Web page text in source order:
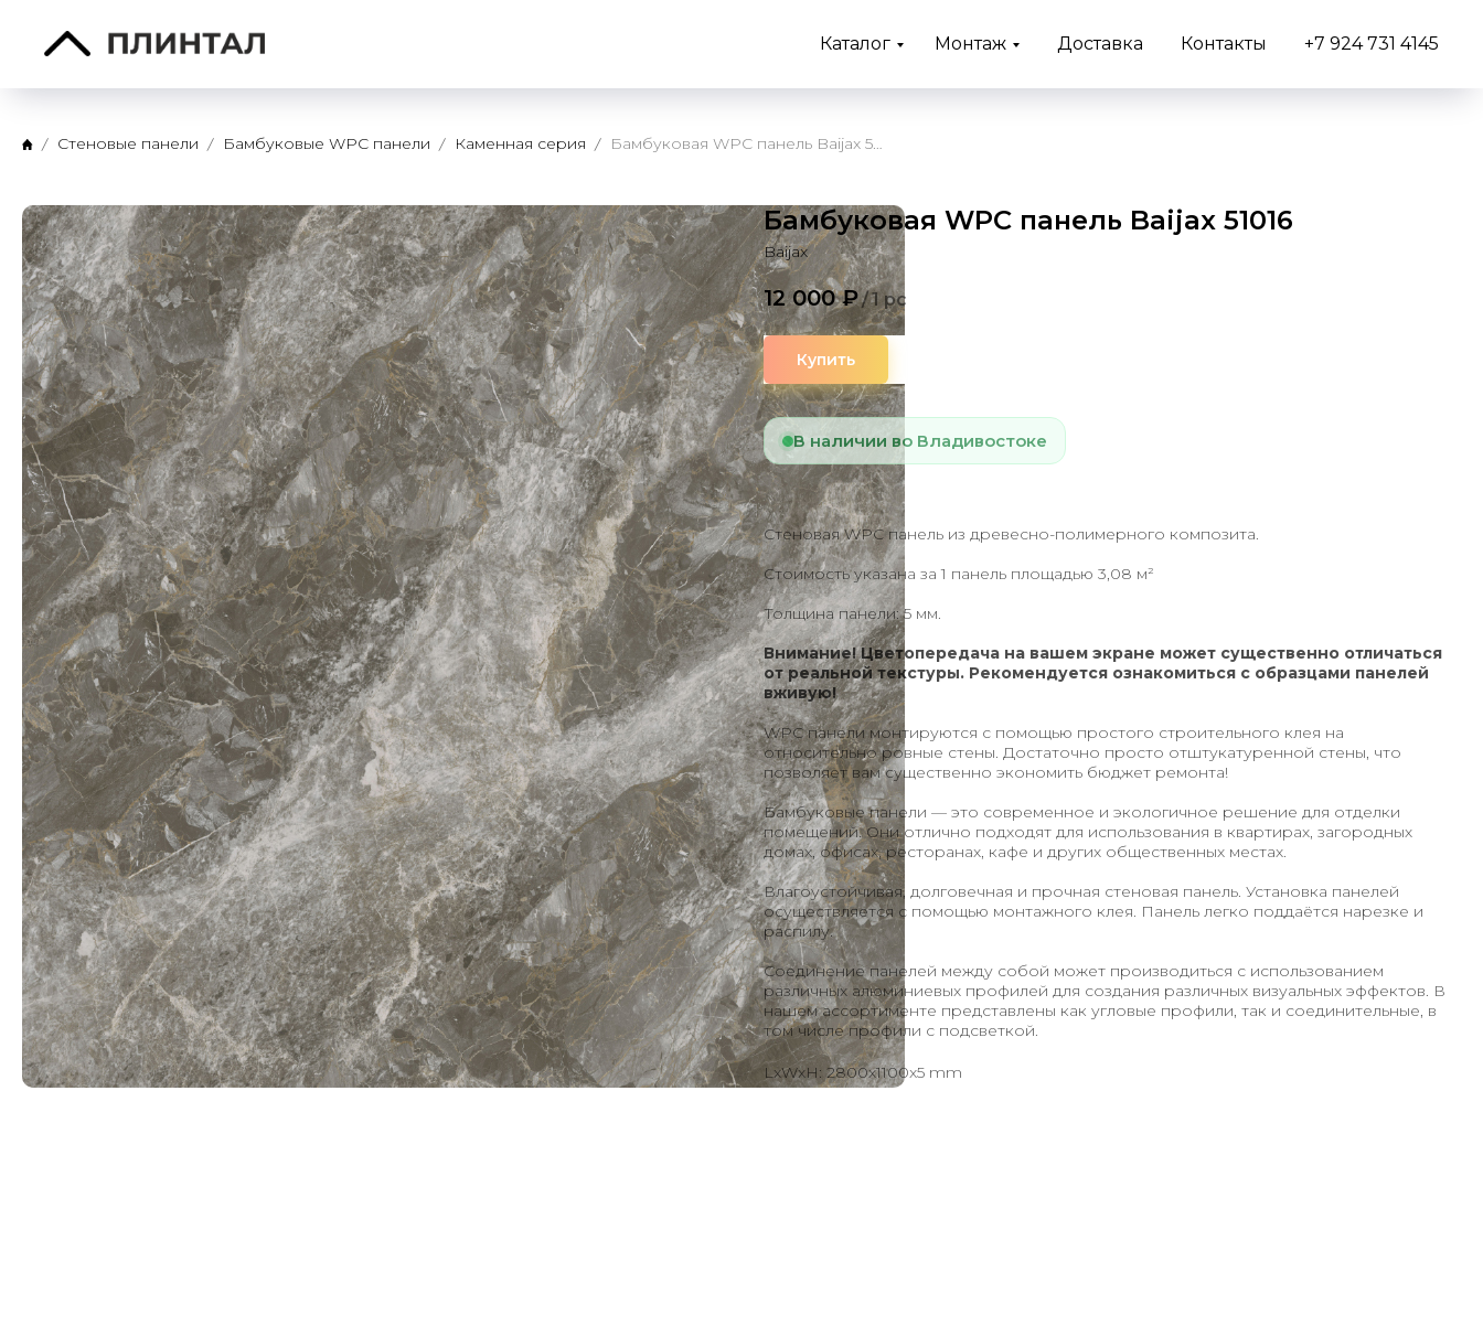
Каталог Монтаж Доставка Контакты +7 924 731 4145
Стеновые панели Бамбуковые WPC панели Каменная серия Бамбуковая WPC панель Baijax 51016
Бамбуковая WPC панель Baijax 51016
Baijax
12 000 ₽/1 pc
Купить
В наличии во Владивостоке
Стеновая WPC панель из древесно-полимерного композита.
Стоимость указана за 1 панель площадью 3,08 м²
Толщина панели: 5 мм.
Внимание! Цветопередача на вашем экране может существенно отличаться
от реальной текстуры. Рекомендуется ознакомиться с образцами панелей
вживую!
WPC панели монтируются с помощью простого строительного клея на
относительно ровные стены. Достаточно просто отштукатуренной стены, что
позволяет вам существенно экономить бюджет ремонта!
Бамбуковые панели — это современное и экологичное решение для отделки
помещений. Они отлично подходят для использования в квартирах, загородных
домах, офисах, ресторанах, кафе и других общественных местах.
Влагоустойчивая, долговечная и прочная стеновая панель. Установка панелей
осуществляется с помощью монтажного клея. Панель легко поддаётся нарезке и
распилу.
Соединение панелей между собой может производиться с использованием
различных алюминиевых профилей для создания различных визуальных эффектов. В
нашем ассортименте представлены как угловые профили, так и соединительные, в
том числе профили с подсветкой.
LxWxH: 2800x1100x5 mm